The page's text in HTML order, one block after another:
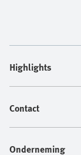
Highlights
Contact
Onderneming